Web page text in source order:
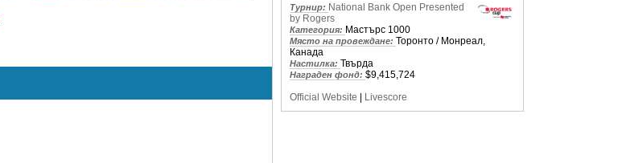
Турнир: National Bank Open Presented
by Rogers
Категория: Мастърс 1000
Място на провеждане: Торонто / Монреал,
Канада
Настилка: Твърда
Награден фонд: $9,415,724
Official Website | Livescore